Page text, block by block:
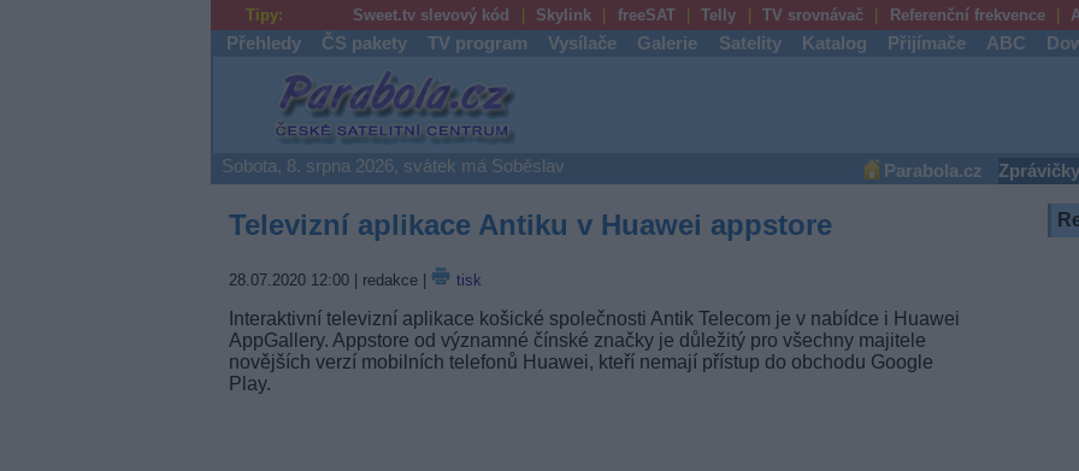
Tipy: Sweet.tv slevový kód Skylink freeSAT Telly TV srovnávač Referenční frekvence
Přehledy ČS pakety TV program Vysílače Galerie Satelity Katalog Přijímače ABC
Parabola.cz
Sobota, 8. srpna 2026, svátek má Soběslav Parabola.cz Zprávičky
Televizní aplikace Antiku v Huawei appstore
28.07.2020 12:00| redakce | tisk
Interaktivní televizní aplikace košické společnosti Antik Telecom je v nabídce i Huawei
AppGallery. Appstore od významné čínské značky je důležitý pro všechny majitele
novějších verzí mobilních telefonů Huawei, kteří nemají přístup do obchodu Google
Play.